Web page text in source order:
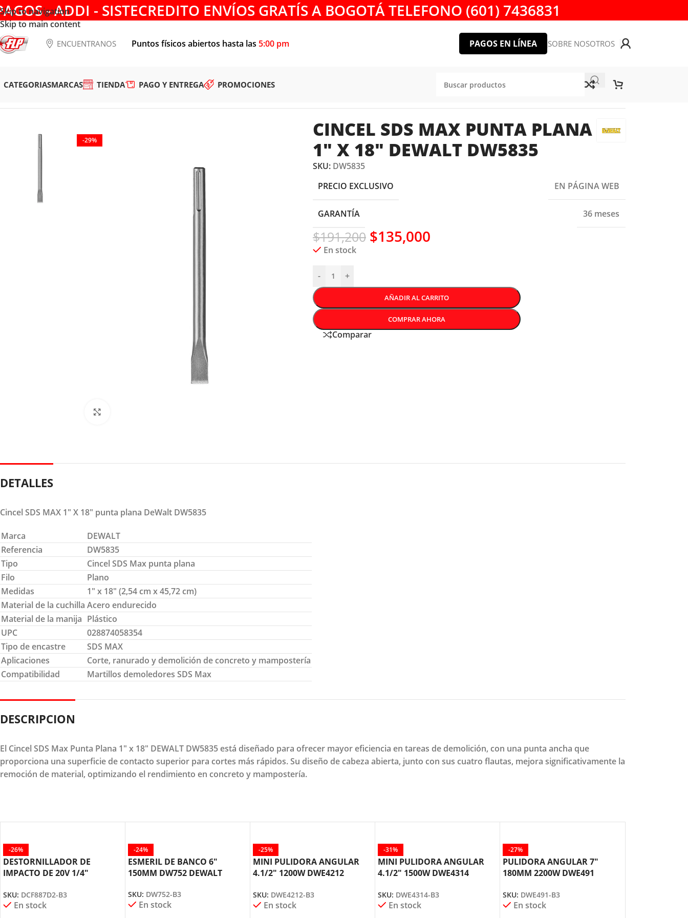
Skip to navigation
Skip to main content
- ADDI - SISTECREDITO ENVÍOS GRATÍS A BOGOTÁ TELEFONO (601) 7436831
ENCUENTRANOS Puntos físicos abiertos hasta las 5:00 pm PAGOS EN LÍNEA SOBRE NOSOTROS
CATEGORIASMARCAS TIENDA PAGO Y ENTREGA PROMOCIONES
-29%
CINCEL SDS MAX PUNTA PLANA
1″ X 18″ DEWALT DW5835
SKU: DW5835
PRECIO EXCLUSIVO
EN PÁGINA WEB
GARANTÍA 36 meses
$191,200 $135,000
En stock
- +
AÑADIR AL CARRITO
COMPRAR AHORA
Comparar
DETALLES
Cincel SDS MAX 1″ X 18″ punta plana DeWalt DW5835
Marca
DEWALT
Referencia
DW5835
Tipo
Cincel SDS Max punta plana
Filo
Plano
Medidas
1″ x 18″ (2,54 cm x 45,72 cm)
Material de la cuchilla Acero endurecido
Material de la manija Plástico
UPC
028874058354
Tipo de encastre
SDS MAX
Aplicaciones
Corte, ranurado y demolición de concreto y mampostería
Compatibilidad
Martillos demoledores SDS Max
DESCRIPCION
El Cincel SDS Max Punta Plana 1" x 18" DEWALT DW5835 está diseñado para ofrecer mayor eficiencia en tareas de demolición, con una punta ancha que
proporciona una superficie de contacto superior para cortes más rápidos. Su diseño de cabeza abierta, junto con sus cuatro flautas, mejora significativamente la
remoción de material, optimizando el rendimiento en concreto y mampostería.
-26%
DESTORNILLADOR DE
IMPACTO DE 20V 1/4″
SKU: DCF887D2-B3
En stock
-24%
ESMERIL DE BANCO 6″
150MM DW752 DEWALT
SKU: DW752-B3
En stock
-25%
MINI PULIDORA ANGULAR
4.1/2″ 1200W DWE4212
SKU: DWE4212-B3
En stock
-31%
MINI PULIDORA ANGULAR
4.1/2″ 1500W DWE4314
SKU: DWE4314-B3
En stock
-27%
PULIDORA ANGULAR 7″
180MM 2200W DWE491
SKU: DWE491-B3
En stock